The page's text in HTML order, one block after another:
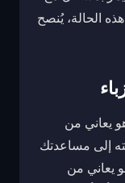
الحالة، يُنصح
يعاني من
إلى مساعدتك
يعاني من